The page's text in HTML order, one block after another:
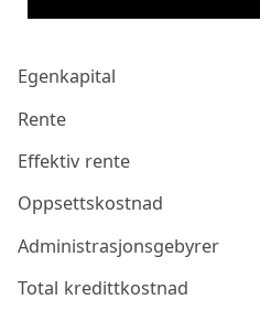
Egenkapital
Rente
Effektiv rente
Oppsettskostnad
Administrasjonsgebyrer
Total kredittkostnad